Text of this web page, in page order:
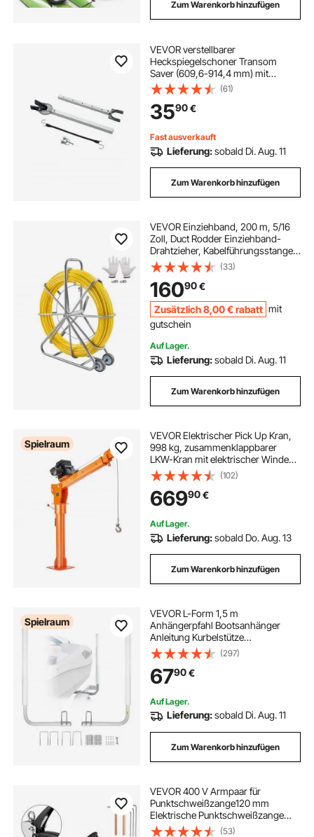
Zum Warenkorb hinzufügen
VEVOR verstellbarer
Heckspiegelschoner Transom
Saver (609,6-914,4 mm) mit
Verbundkopf,
korrosionsbeständiger
Heckspiegelschoner
Außenbordmotoren unter 100 PS,
für Anhänger Boot
Außenbordmotoren
(61)
3590€
Fast ausverkauft
Lieferung:sobald Di. Aug. 11
Zum Warenkorb hinzufügen
VEVOR Einziehband, 200 m, 5/16
Zoll, Duct Rodder Einziehband-
Drahtzieher, Kabelführungsstange
mit Rollenständer aus Stahl, 3
Zugköpfe, Angelwerkzeug für
Wände & elektrische Leitungen,
nicht leitfähig
(33)
16090€
Zusätzlich8,00 €rabatt mit
gutschein
Auf Lager.
Lieferung:sobald Di. Aug. 11
Zum Warenkorb hinzufügen
Spielraum
VEVOR Elektrischer Pick Up Kran,
998 kg, zusammenklappbarer
LKW-Kran mit elektrischer Winde
2721 kg, Ladekran aus Stahl, 360°
schwenkbar, Hebekran zum Heben
von Gütern auf der Baustelle, in der
Fabrik
(102)
66990€
Auf Lager.
Lieferung:sobald Do. Aug. 13
Zum Warenkorb hinzufügen
Spielraum
VEVOR L-Form 1,5 m
Anhängerpfahl Bootsanhänger
Anleitung Kurbelstütze
Bootsführung, 30 cm Einstellbare
Breite Boat Trailer Guide-on,
Ersatzteile und Zubehör für Skiboot
Fischerboot Segelbootanhänger
(297)
6790€
Auf Lager.
Lieferung:sobald Di. Aug. 11
Zum Warenkorb hinzufügen
VEVOR 400 V Armpaar für
Punktschweißzange120 mm
Elektrische Punktschweißzange
25A Spot Welder Gun
(53)